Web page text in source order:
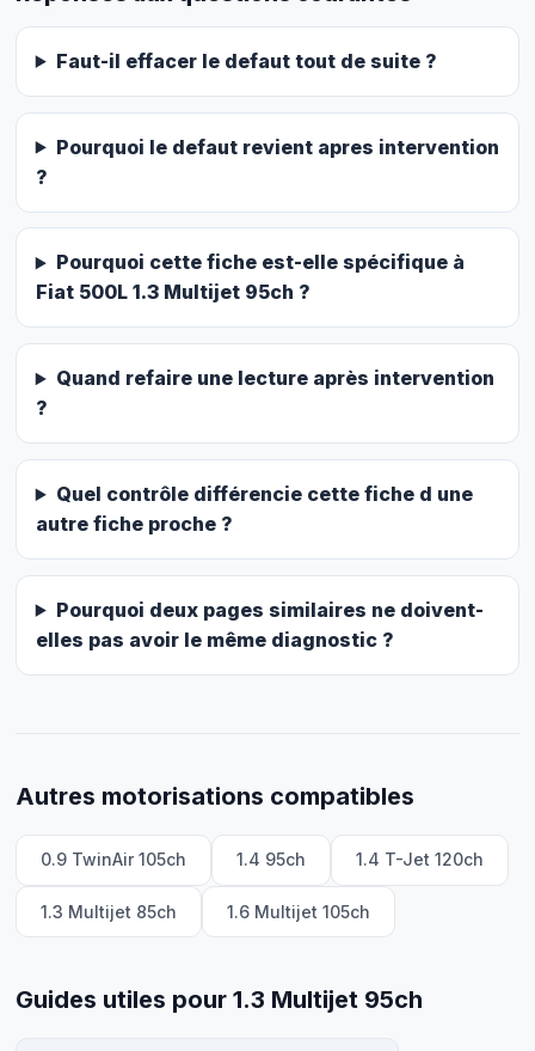
Faut-il effacer le defaut tout de suite ?
Pourquoi le defaut revient apres intervention
?
Pourquoi cette fiche est-elle spécifique à
Fiat 500L 1.3 Multijet 95ch ?
Quand refaire une lecture après intervention
?
Quel contrôle différencie cette fiche d une
autre fiche proche ?
Pourquoi deux pages similaires ne doivent-
elles pas avoir le même diagnostic ?
Autres motorisations compatibles
0.9 TwinAir 105ch 1.4 95ch 1.4 T-Jet 120ch
1.3 Multijet 85ch 1.6 Multijet 105ch
Guides utiles pour 1.3 Multijet 95ch